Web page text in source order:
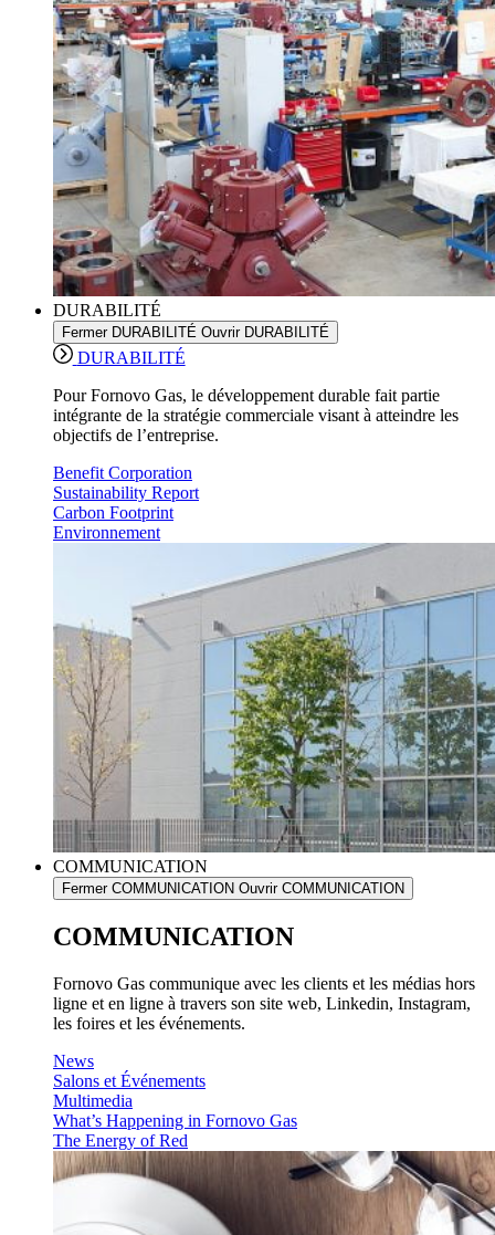
DURABILITÉ
Fermer DURABILITÉ Ouvrir DURABILITÉ
DURABILITÉ
Pour Fornovo Gas, le développement durable fait partie
intégrante de la stratégie commerciale visant à atteindre les
objectifs de l’entreprise.
Benefit Corporation
Sustainability Report
Carbon Footprint
Environnement
COMMUNICATION
Fermer COMMUNICATION Ouvrir COMMUNICATION
COMMUNICATION
Fornovo Gas communique avec les clients et les médias hors
ligne et en ligne à travers son site web, Linkedin, Instagram,
les foires et les événements.
News
Salons et Événements
Multimedia
What’s Happening in Fornovo Gas
The Energy of Red